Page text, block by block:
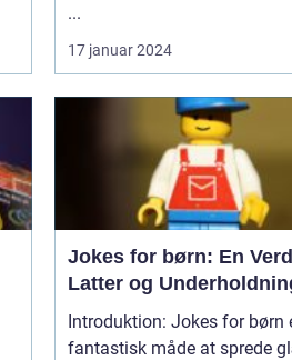
...
17 januar 2024
Jokes for børn: En
Latter og
Introduktion: Jokes for børn
fantastisk måde at sprede